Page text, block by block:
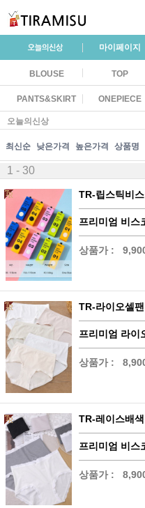
마이페이지
BLOUSE TOP
PANTS&SKIRT ONEPIECE
오늘의신상
최신순 낮은가격 높은가격 상품명
1 - 30
TR-립스틱비
프리미엄 비스
상품가 :
TR-라이오셀팬
프리미엄 라이
상품가 :
TR-레이스배
프리미엄 비스
상품가 :